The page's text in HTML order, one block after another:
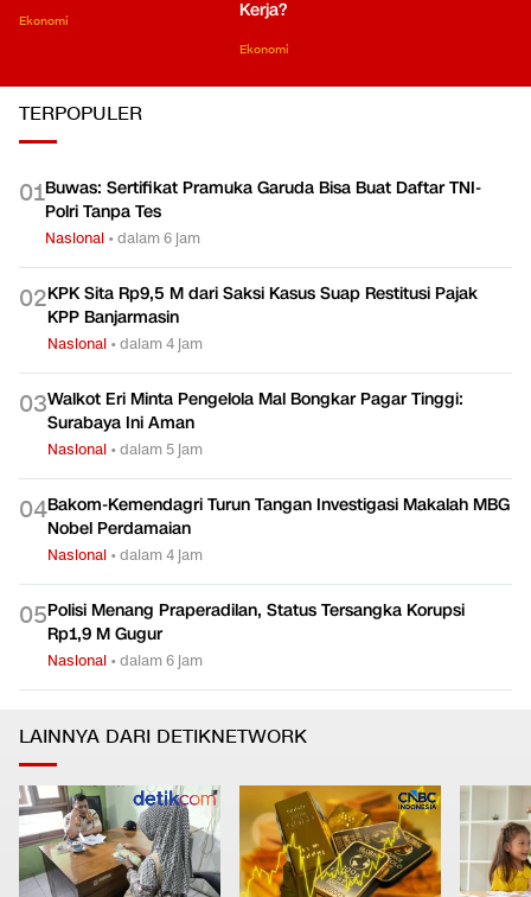
Ekonomi
Kerja?
Ekonomi
TERPOPULER
01Buwas: Sertifikat Pramuka Garuda Bisa Buat Daftar TNI-
Polri Tanpa Tes
Nasional •dalam 6 jam
02KPK Sita Rp9,5 M dari Saksi Kasus Suap Restitusi Pajak
KPP Banjarmasin
Nasional •dalam 4 jam
03Walkot Eri Minta Pengelola Mal Bongkar Pagar Tinggi:
Surabaya Ini Aman
Nasional •dalam 5 jam
04Bakom-Kemendagri Turun Tangan Investigasi Makalah MBG
Nobel Perdamaian
Nasional •dalam 4 jam
05Polisi Menang Praperadilan, Status Tersangka Korupsi
Rp1,9 M Gugur
Nasional •dalam 6 jam
LAINNYA DARI DETIKNETWORK